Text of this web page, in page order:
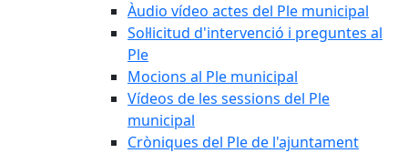
Àudio vídeo actes del Ple municipal
Sol·licitud d'intervenció i preguntes al
Ple
Mocions al Ple municipal
Vídeos de les sessions del Ple
municipal
Cròniques del Ple de l'ajuntament